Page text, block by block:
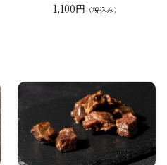
1,100円 （税込み）